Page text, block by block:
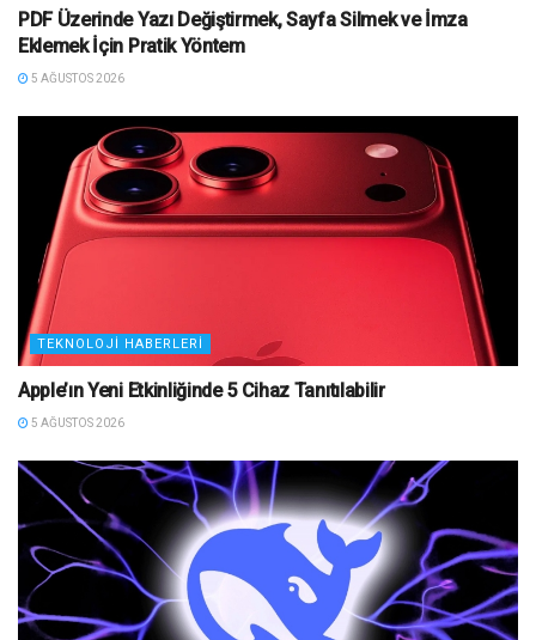
PDF Üzerinde Yazı Değiştirmek, Sayfa Silmek ve İmza
Eklemek İçin Pratik Yöntem
5 AĞUSTOS 2026
TEKNOLOJI HABERLERI
Apple’ın Yeni Etkinliğinde 5 Cihaz Tanıtılabilir
5 AĞUSTOS 2026